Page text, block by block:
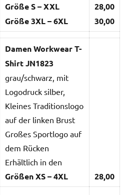
Größe S – XXL
Größe 3XL – 6XL
28,00
30,00
Damen Workwear T-
Shirt JN1823
grau/schwarz, mit
Logodruck silber,
Kleines Traditionslogo
auf der linken Brust
Großes Sportlogo auf
dem Rücken
Erhältlich in den
Größen XS – 4XL 28,00